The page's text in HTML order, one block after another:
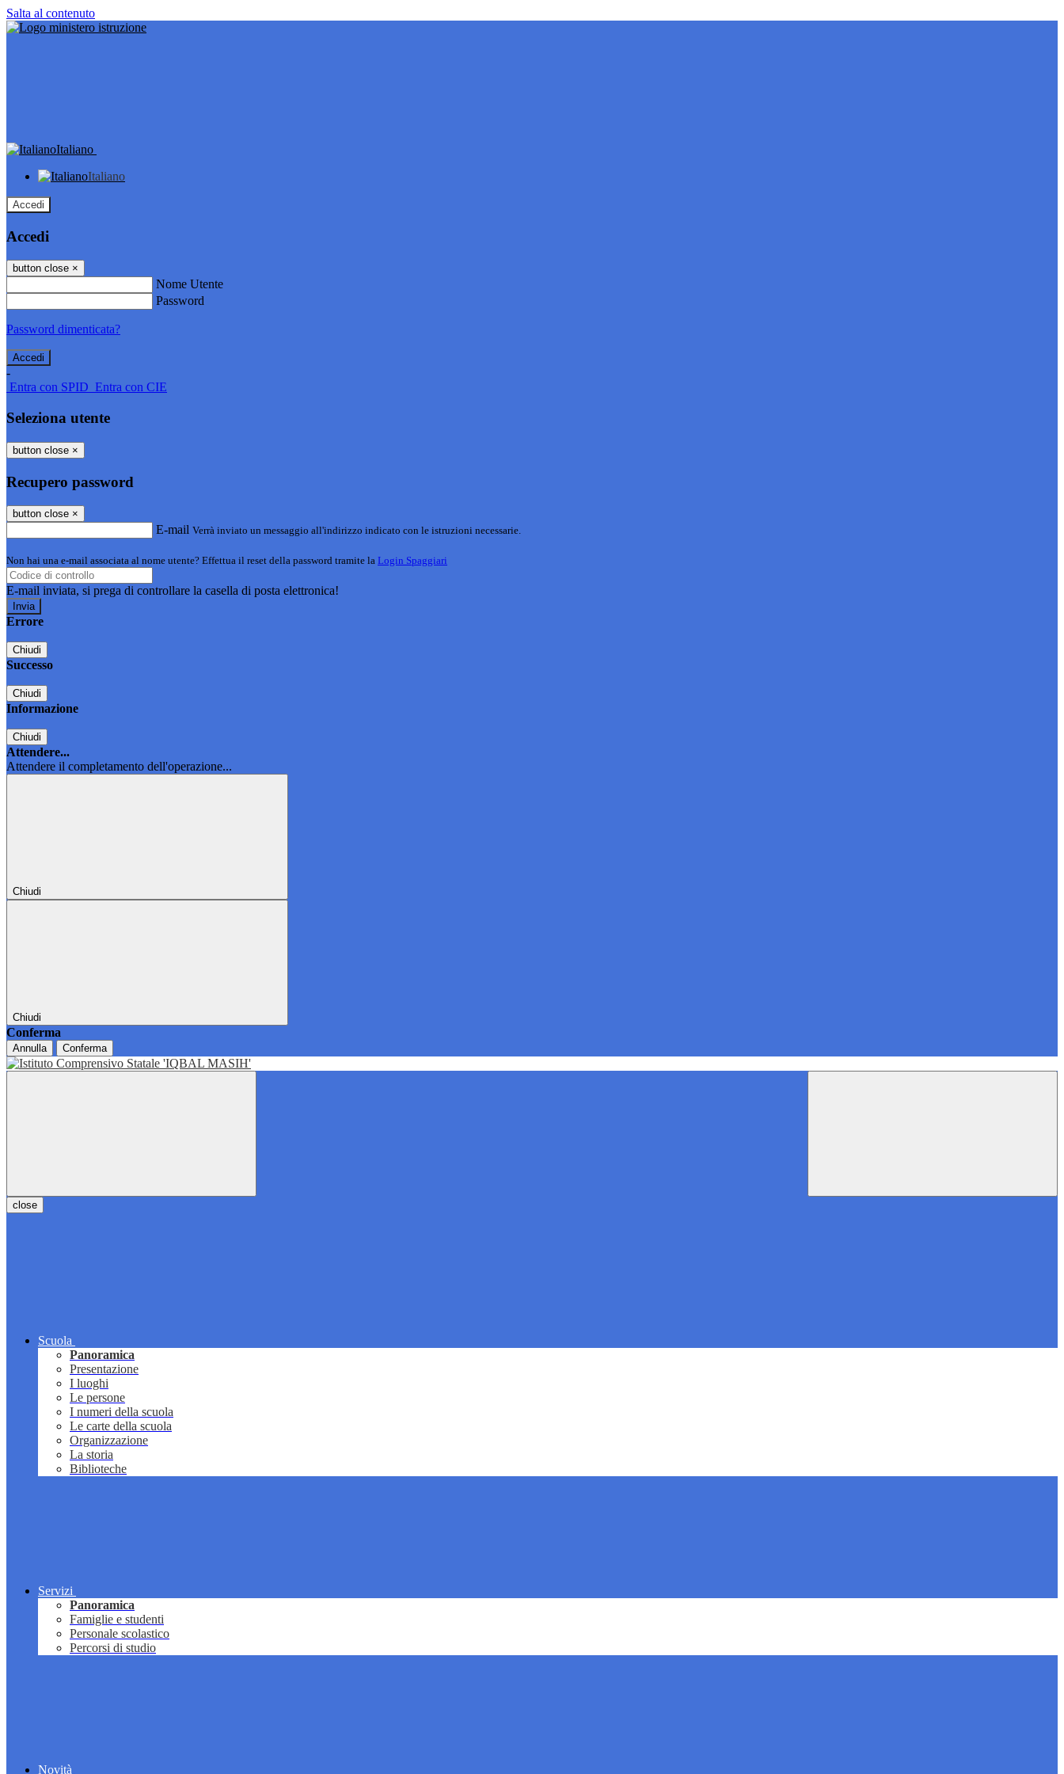
Salta al contenuto
Italiano
Italiano
Accedi
Accedi
button close ×
Nome Utente
Password
Password dimenticata?
-
Entra con SPID Entra con CIE
Seleziona utente
button close ×
Recupero password
button close ×
E-mail Verrà inviato un messaggio all'indirizzo indicato con le istruzioni necessarie.
Non hai una e-mail associata al nome utente? Effettua il reset della password tramite la Login Spaggiari
E-mail inviata, si prega di controllare la casella di posta elettronica!
Errore
Chiudi
Successo
Chiudi
Informazione
Chiudi
Attendere...
Attendere il completamento dell'operazione...
Chiudi
Chiudi
Conferma
Annulla Conferma
close
Scuola
Panoramica
Presentazione
I luoghi
Le persone
I numeri della scuola
Le carte della scuola
Organizzazione
La storia
Biblioteche
Servizi
Panoramica
Famiglie e studenti
Personale scolastico
Percorsi di studio
Novità